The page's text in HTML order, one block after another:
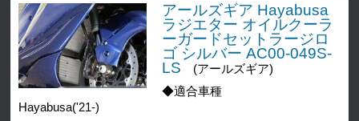
アールズギア Hayabusa
ラジエター オイルクーラ
ーガードセットラージロ
ゴ シルバー AC00-049S-
LS
(アールズギア)
◆適合車種
Hayabusa('21-)